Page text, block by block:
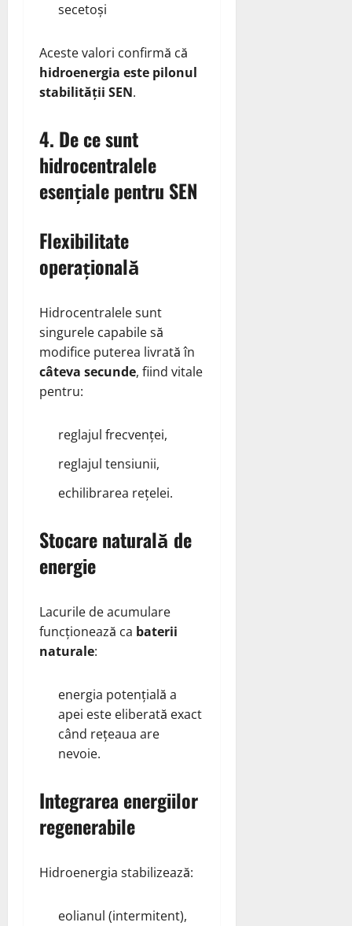
secetoși
Aceste valori confirmă că
hidroenergia este pilonul
stabilității SEN.
4. De ce sunt
hidrocentralele
esențiale pentru SEN
Flexibilitate
operațională
Hidrocentralele sunt
singurele capabile să
modifice puterea livrată în
câteva secunde, fiind vitale
pentru:
reglajul frecvenței,
reglajul tensiunii,
echilibrarea rețelei.
Stocare naturală de
energie
Lacurile de acumulare
funcționează ca baterii
naturale:
energia potențială a
apei este eliberată exact
când rețeaua are
nevoie.
Integrarea energiilor
regenerabile
Hidroenergia stabilizează:
eolianul (intermitent),